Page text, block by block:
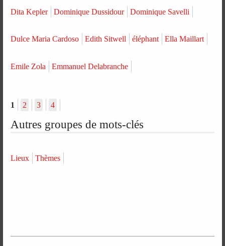
Dita Kepler Dominique Dussidour Dominique Savelli
Dulce Maria Cardoso Edith Sitwell éléphant Ella Maillart
Emile Zola Emmanuel Delabranche
1 2 3 4
Autres groupes de mots-clés
Lieux Thèmes